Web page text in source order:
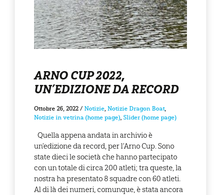
ARNO CUP 2022,
UN’EDIZIONE DA RECORD
Ottobre 26, 2022 / Notizie, Notizie Dragon Boat,
Notizie in vetrina (home page), Slider (home page)
Quella appena andata in archivio è
un’edizione da record, per l’Arno Cup. Sono
state dieci le società che hanno partecipato
con un totale di circa 200 atleti; tra queste, la
nostra ha presentato 8 squadre con 60 atleti.
Al di là dei numeri, comunque, è stata ancora